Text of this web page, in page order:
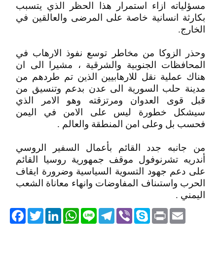
مسؤلياته ازاء استمرار هذا الحظر الذي يتسبب
بكارثة انسانية خاصة على المرضى والعالقين في
الخارج.
وحذر الزوكا من مخاطر توسع نفوذ الارهاب في
المحافظات الجنوبية والشرقية ، مشيرا الى ان
هناك عملية نقل للارهابيين الذين تم طردهم من
مدينة حلب السورية الى عدن بدعم وتنسيق من
قبل قوى العدوان ومرتزقته وهو الامر الذي
سيشكل خطورة ليس على الامن في اليمن
فحسب بل وعلى امن المنطقة والعالم .
من جانبه جدد القائم بأعمال السفير الروسي
أندريه تشرنوفول موقف جمهورية روسيا القائم
على دعم جهود التسوية السياسية وضرورة ايقاف
الحرب واستىناف المفاوضات وانهاء معاناة الشعب
اليمني .
TwitterLinkedIn
WhatsApp Line
Telegram ViberSkype PrintEmail